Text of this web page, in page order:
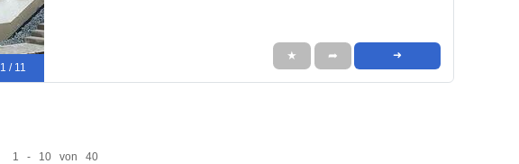
1 / 11
★ ➦ ➜
1 - 10 von 40